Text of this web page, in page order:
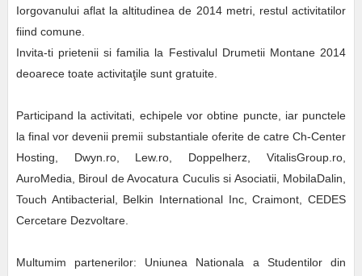
Iorgovanului aflat la altitudinea de 2014 metri, restul activitatilor
fiind comune.
Invita-ti prietenii si familia la Festivalul Drumetii Montane 2014
deoarece toate activitaţile sunt gratuite.
Participand la activitati, echipele vor obtine puncte, iar punctele
la final vor devenii premii substantiale oferite de catreCh-Center
Hosting, Dwyn.ro, Lew.ro, Doppelherz, VitalisGroup.ro,
AuroMedia, Biroul de Avocatura Cuculis si Asociatii, MobilaDalin,
Touch Antibacterial, Belkin International Inc, Craimont, CEDES
Cercetare Dezvoltare.
Multumim partenerilor: Uniunea Nationala a Studentilor din